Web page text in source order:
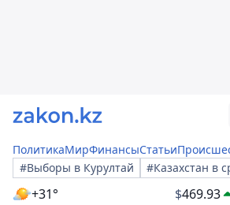
ПолитикаМирФинансыСтатьи
#Выборы в Курултай
#Казахстан в
+31° $469.93